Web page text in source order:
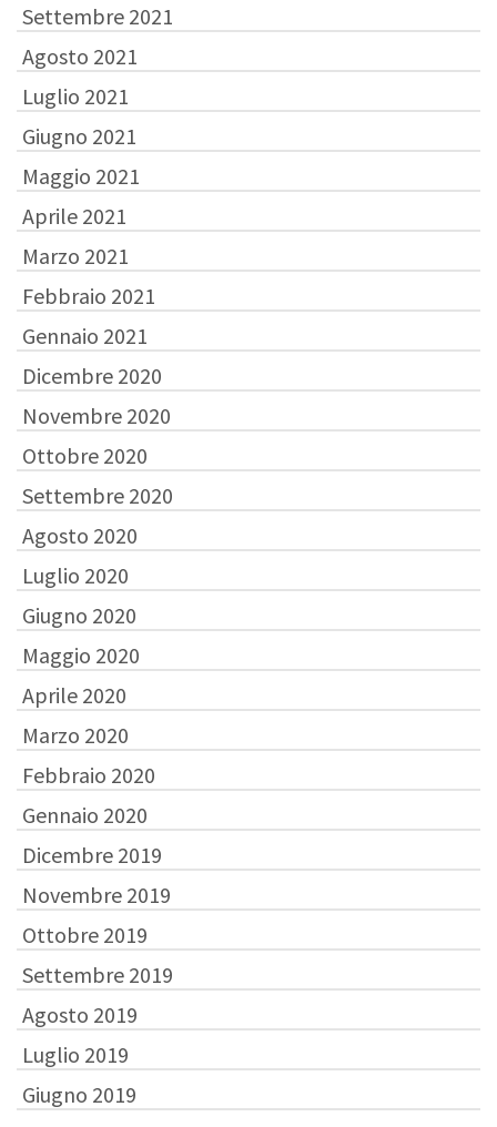
Settembre 2021
Agosto 2021
Luglio 2021
Giugno 2021
Maggio 2021
Aprile 2021
Marzo 2021
Febbraio 2021
Gennaio 2021
Dicembre 2020
Novembre 2020
Ottobre 2020
Settembre 2020
Agosto 2020
Luglio 2020
Giugno 2020
Maggio 2020
Aprile 2020
Marzo 2020
Febbraio 2020
Gennaio 2020
Dicembre 2019
Novembre 2019
Ottobre 2019
Settembre 2019
Agosto 2019
Luglio 2019
Giugno 2019